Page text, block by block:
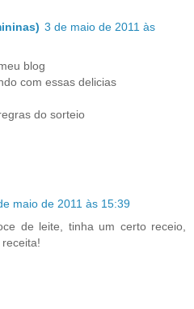
3 de maio de 2011 às
blog
com essas delicias
do sorteio
maio de 2011 às 15:39
de leite, tinha um certo receio,